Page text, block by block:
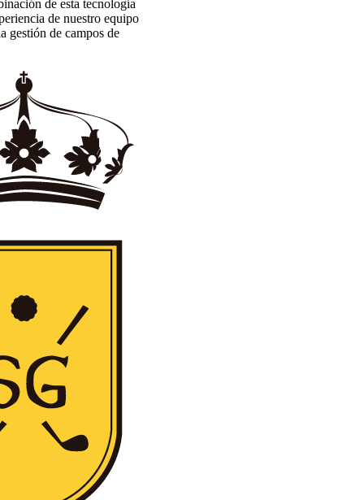
de esta tecnología
de nuestro equipo
gestión de campos de